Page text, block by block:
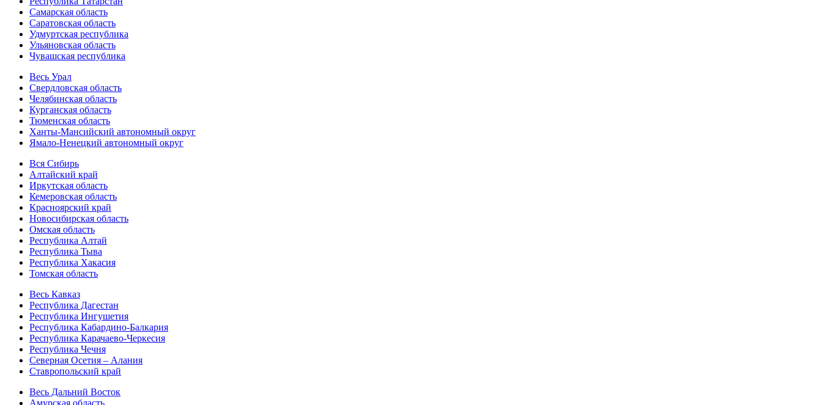
Самарская область
Саратовская область
Удмуртская республика
Ульяновская область
Чувашская республика
Весь Урал
Свердловская область
Челябинская область
Курганская область
Тюменская область
Ханты-Мансийский автономный округ
Ямало-Ненецкий автономный округ
Вся Сибирь
Алтайский край
Иркутская область
Кемеровская область
Красноярский край
Новосибирская область
Омская область
Республика Алтай
Республика Тыва
Республика Хакасия
Томская область
Весь Кавказ
Республика Дагестан
Республика Ингушетия
Республика Кабардино-Балкария
Республика Карачаево-Черкесия
Республика Чечня
Северная Осетия – Алания
Ставропольский край
Весь Дальний Восток
Амурская область